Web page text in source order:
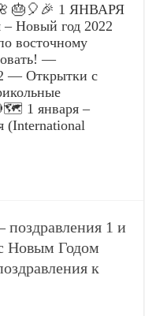
🎂🎈🎉 1 ЯНВАРЯ
Новый год 2022
восточному
—
— Открытки с
1 января –
(International
1 и
Новым Годом
к